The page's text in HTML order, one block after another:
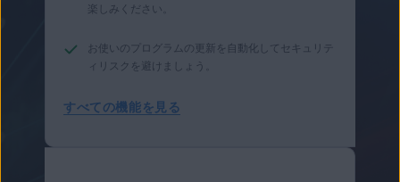
楽しみください。
お使いのプログラムの更新を自動化してセキュリテ
ィリスクを避けましょう。
すべての機能を見る